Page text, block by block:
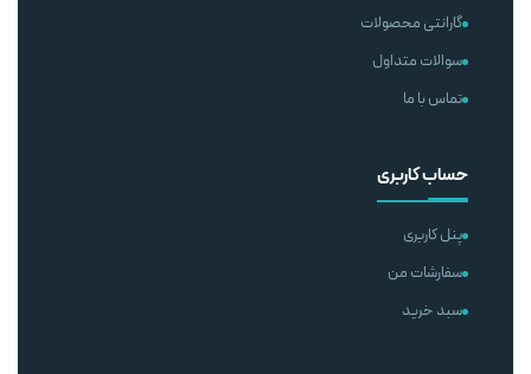
گارانتی محصولات
سوالات متداول
تماس با ما
حساب کاربری
پنل کاربری
سفارشات من
سبد خرید